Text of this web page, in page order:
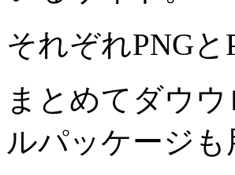
それぞれPNG
まとめてダウ
ルパッケージ